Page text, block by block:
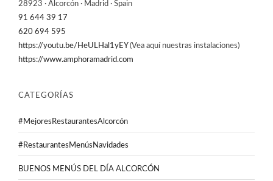
28923 · Alcorcón · Madrid · Spain
91 644 39 17
620 694 595
https://youtu.be/HeULHal1yEY(Vea aquí nuestras instalaciones)
https://www.amphoramadrid.com
CATEGORÍAS
#MejoresRestaurantesAlcorcón
#RestaurantesMenúsNavidades
BUENOS MENÚS DEL DÍA ALCORCÓN